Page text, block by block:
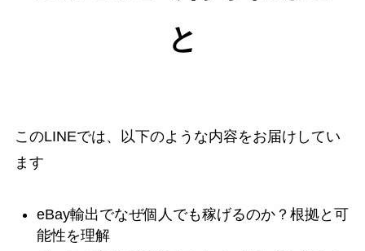
と
このLINEでは、以下のような内容をお届けしてい
ます
eBay輸出でなぜ個人でも稼げるのか？根拠と可
能性を理解